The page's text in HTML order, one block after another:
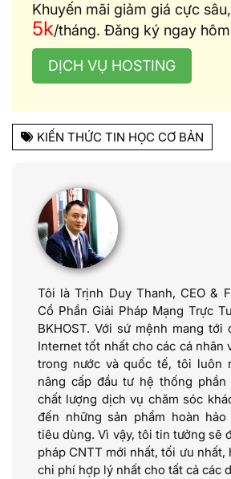
Khuyến mãi giảm giá cực
5k/tháng. Đăng ký ngay
DỊCH VỤ HOSTING
KIẾN THỨC TIN HỌC CƠ BẢN
Tôi là Trịnh Duy Thanh, CEO &
Cổ Phần Giải Pháp Mạng Trực
BKHOST. Với sứ mệnh mang tới
Internet tốt nhất cho các cá nhân
trong nước và quốc tế, tôi luôn
nâng cấp đầu tư hệ thống phần
chất lượng dịch vụ chăm sóc
đến những sản phẩm hoàn
tiêu dùng. Vì vậy, tôi tin tưởng sẽ
pháp CNTT mới nhất, tối ưu nhất,
chi phí hợp lý nhất cho tất cả các